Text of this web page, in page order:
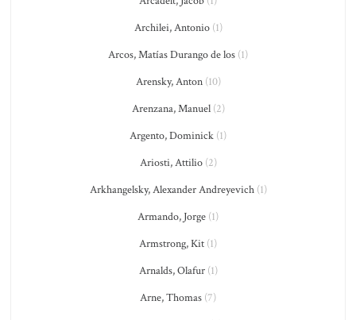
Archilei, Antonio(1)
Arcos, Matías Durango de los (1)
Arensky, Anton(10)
Arenzana, Manuel(2)
Argento, Dominick (1)
Ariosti, Attilio(2)
Arkhangelsky, Alexander Andreyevich(1)
Armando, Jorge (1)
Armstrong, Kit (1)
Arnalds, Olafur(1)
Arne, Thomas (7)